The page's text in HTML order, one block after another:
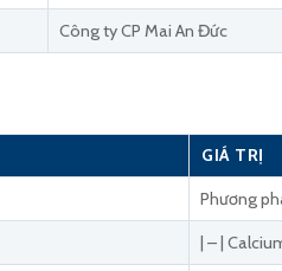
Công ty CP Mai An Đức
GIÁ TRỊ
Phương
| – |